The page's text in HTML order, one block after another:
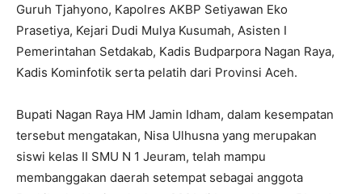
Guruh Tjahyono, Kapolres AKBP Setiyawan Eko
Prasetiya, Kejari Dudi Mulya Kusumah, Asisten I
Pemerintahan Setdakab, Kadis Budparpora Nagan Raya,
Kadis Kominfotik serta pelatih dari Provinsi Aceh.
Bupati Nagan Raya HM Jamin Idham, dalam kesempatan
tersebut mengatakan, Nisa Ulhusna yang merupakan
siswi kelas II SMU N 1 Jeuram, telah mampu
membanggakan daerah setempat sebagai anggota